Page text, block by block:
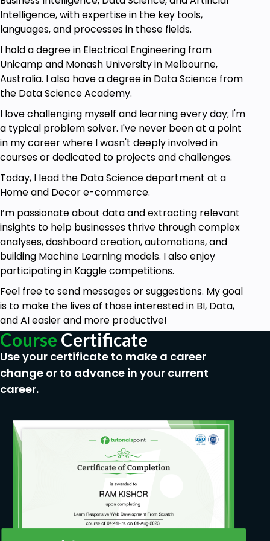
Aprender um pouco mais sobre o Google
BigQuery!
Prerequisites
Você não precisa ser da área de exatas para
realizar esse curso
Vontade de aprender
Força de Vontade
Básico de Python (não é obrigatório)
Básico de SQL (não é obrigatório)
Intelligence, with expertise in the key tools,
languages, and processes in these fields.
I hold a degree in Electrical Engineering from
Unicamp and Monash University in Melbourne,
Australia. I also have a degree in Data Science from
the Data Science Academy.
I love challenging myself and learning every day; I'm
a typical problem solver. I've never been at a point
in my career where I wasn't deeply involved in
courses or dedicated to projects and challenges.
Today, I lead the Data Science department at a
Home and Decor e-commerce.
I’m passionate about data and extracting relevant
insights to help businesses thrive through complex
analyses, dashboard creation, automations, and
building Machine Learning models. I also enjoy
participating in Kaggle competitions.
Feel free to send messages or suggestions. My goal
is to make the lives of those interested in BI, Data,
and AI easier and more productive!
Course Certificate
Use your certificate to make a career
change or to advance in your current
career.